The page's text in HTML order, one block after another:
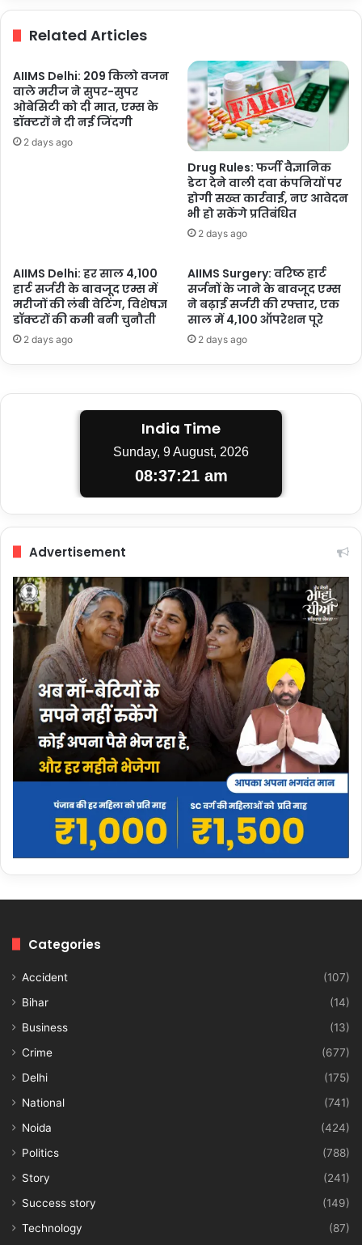
वैभव,
छोटी
काशी,
नैमिषारण्य
के
कराने
जा
रही
जीर्णोद्धार
Related Articles
AIIMS Delhi: 209 किलो वजन
वाले मरीज ने सुपर-सुपर
ओबेसिटी को दी मात, एम्स के
डॉक्टरों ने दी नई जिंदगी
2 days ago
Drug Rules: फर्जी वैज्ञानिक
डेटा देने वाली दवा कंपनियों पर
होगी सख्त कार्रवाई, नए आवेदन
भी हो सकेंगे प्रतिबंधित
2 days ago
AIIMS Delhi: हर साल 4,100
हार्ट सर्जरी के बावजूद एम्स में
मरीजों की लंबी वेटिंग, विशेषज्ञ
डॉक्टरों की कमी बनी चुनौती
2 days ago
AIIMS Surgery: वरिष्ठ हार्ट
सर्जनों के जाने के बावजूद एम्स
ने बढ़ाई सर्जरी की रफ्तार, एक
साल में 4,100 ऑपरेशन पूरे
2 days ago
India Time
Sunday, 9 August, 2026
08:37:21 am
Advertisement
Categories
Accident
(107)
Bihar
(14)
Business
(13)
Crime
(677)
Delhi
(175)
National
(741)
Noida
(424)
Politics
(788)
Story
(241)
Success story
(149)
Technology
(87)